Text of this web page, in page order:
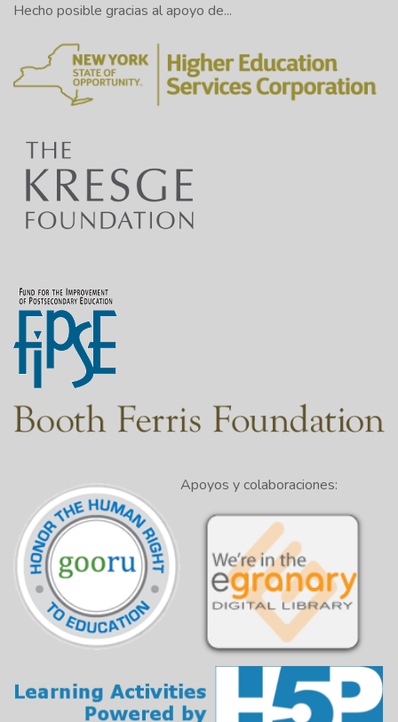
Hecho posible gracias al apoyo de...
Apoyos y colaboraciones: